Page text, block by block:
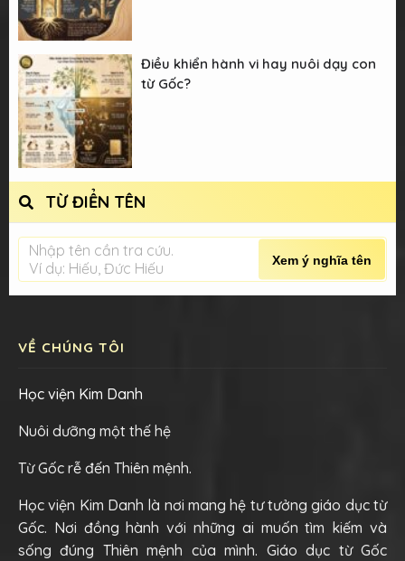
Điều khiển hành vi hay nuôi dạy con
từ Gốc?
TỪ ĐIỂN TÊN
Nhập tên cần tra cứu.
Ví dụ: Hiếu, Đức Hiếu
Xem ý nghĩa tên
VỀ CHÚNG TÔI
Học viện Kim Danh
Nuôi dưỡng một thế hệ
Từ Gốc rễ đến Thiên mệnh.
Học viện Kim Danh là nơi mang hệ tư tưởng giáo dục từ
Gốc. Nơi đồng hành với những ai muốn tìm kiếm và
sống đúng Thiên mệnh của mình. Giáo dục từ Gốc